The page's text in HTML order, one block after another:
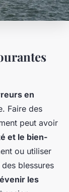
en
Faire des
peut avoir
et le bien-
ou utiliser
blessures
les